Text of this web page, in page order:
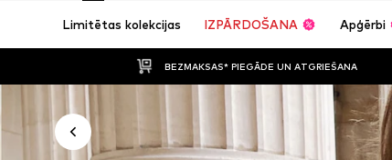
Limitētas kolekcijas IZPĀRDOŠANA Apģērbi
BEZMAKSAS* PIEGĀDE UN ATGRIEŠANA